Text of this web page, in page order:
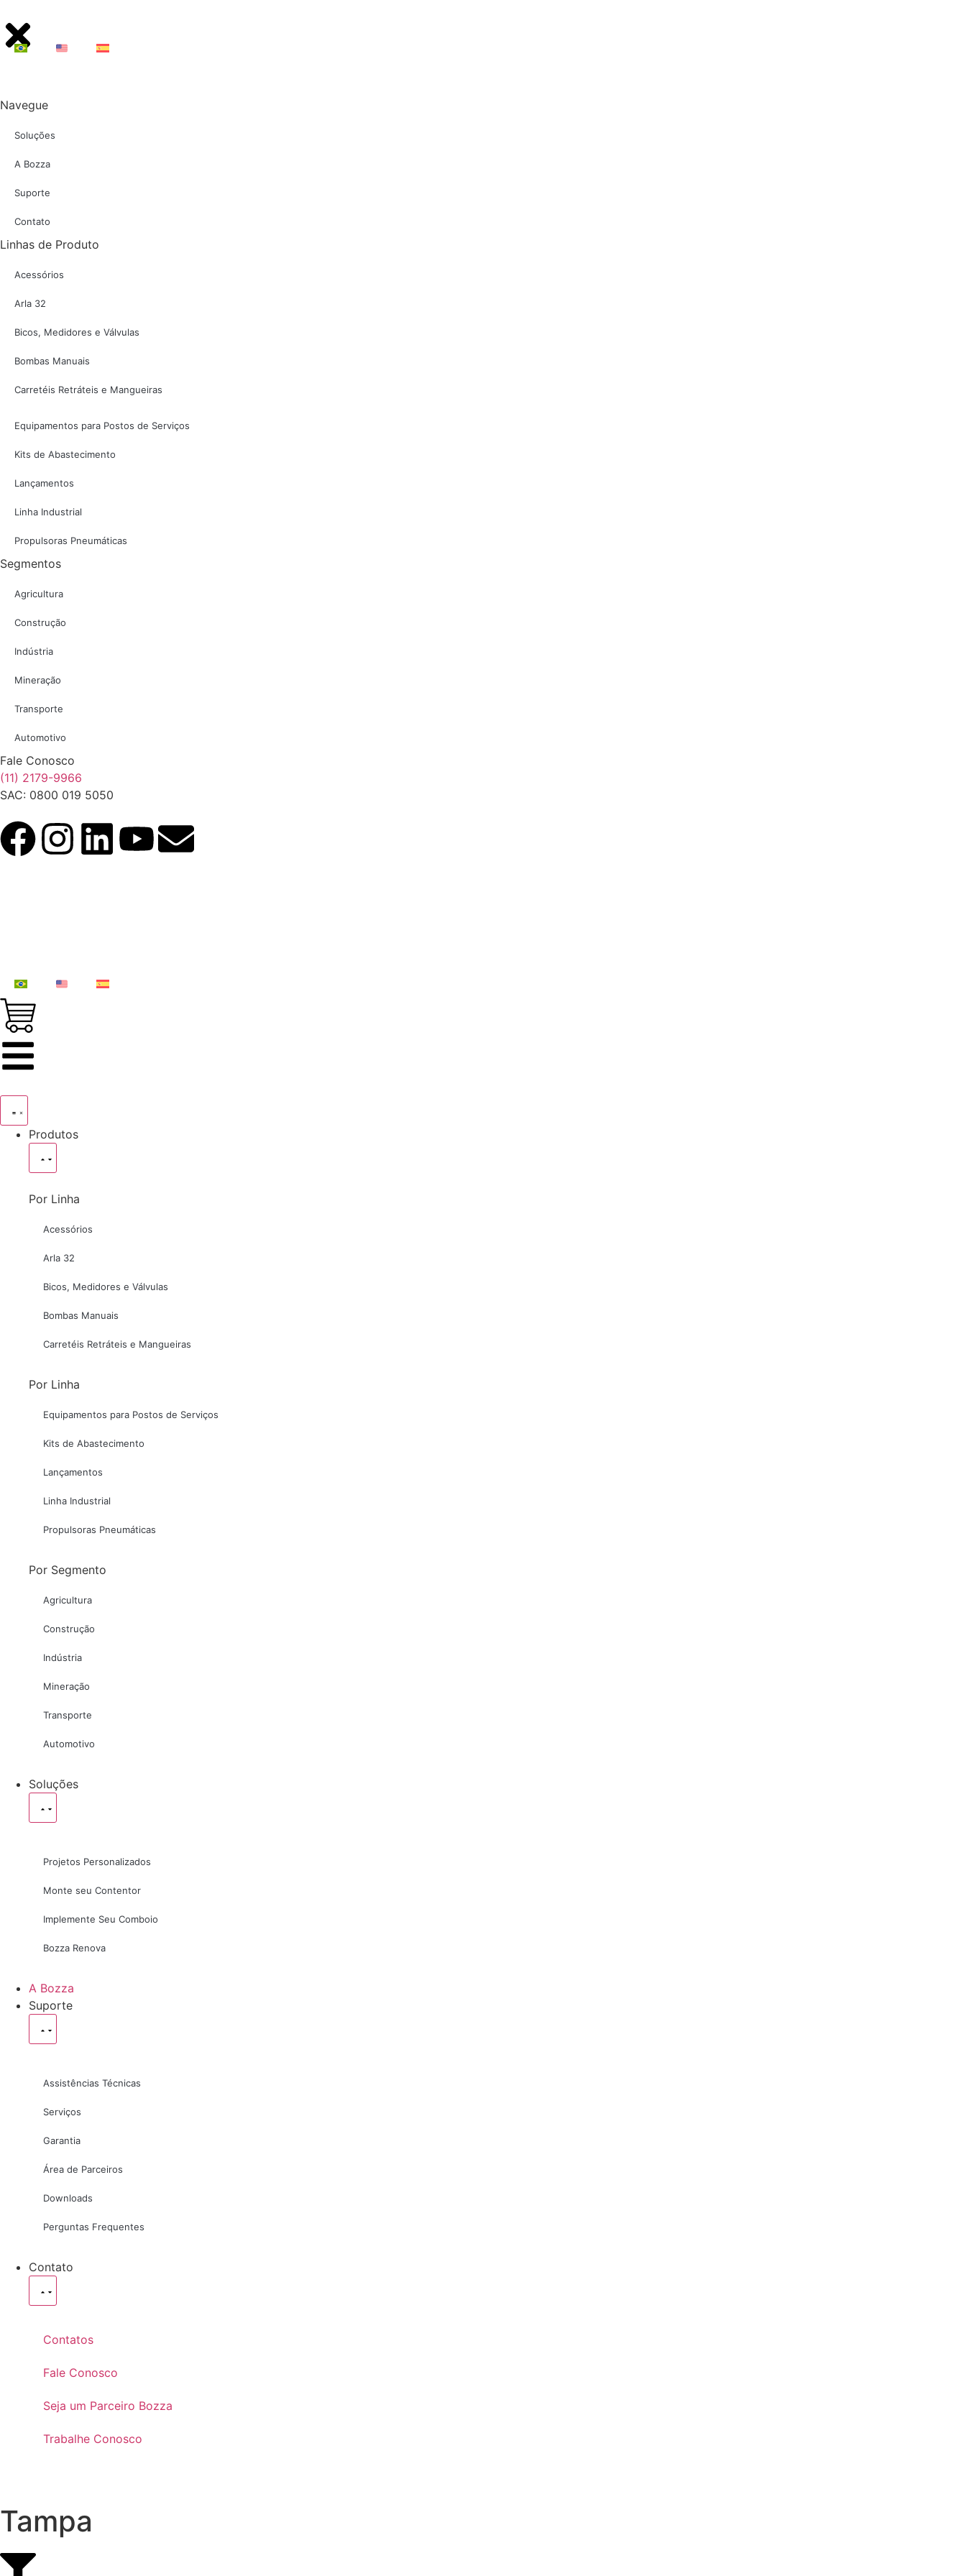
Navegue
Soluções
A Bozza
Suporte
Contato
Linhas de Produto
Acessórios
Arla 32
Bicos, Medidores e Válvulas
Bombas Manuais
Carretéis Retráteis e Mangueiras
Equipamentos para Postos de Serviços
Kits de Abastecimento
Lançamentos
Linha Industrial
Propulsoras Pneumáticas
Segmentos
Agricultura
Construção
Indústria
Mineração
Transporte
Automotivo
Fale Conosco
(11) 2179-9966
SAC: 0800 019 5050
Produtos
Por Linha
Acessórios
Arla 32
Bicos, Medidores e Válvulas
Bombas Manuais
Carretéis Retráteis e Mangueiras
Por Linha
Equipamentos para Postos de Serviços
Kits de Abastecimento
Lançamentos
Linha Industrial
Propulsoras Pneumáticas
Por Segmento
Agricultura
Construção
Indústria
Mineração
Transporte
Automotivo
Soluções
Projetos Personalizados
Monte seu Contentor
Implemente Seu Comboio
Bozza Renova
A Bozza
Suporte
Assistências Técnicas
Serviços
Garantia
Área de Parceiros
Downloads
Perguntas Frequentes
Contato
Contatos
Fale Conosco
Seja um Parceiro Bozza
Trabalhe Conosco
Tampa